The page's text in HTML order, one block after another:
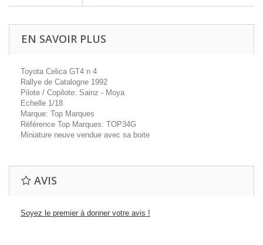
EN SAVOIR PLUS
Toyota Celica GT4 n 4
Rallye de Catalogne 1992
Pilote / Copilote: Sainz - Moya
Echelle 1/18
Marque: Top Marques
Référence Top Marques: TOP34G
Miniature neuve vendue avec sa boite
AVIS
Soyez le premier à donner votre avis !